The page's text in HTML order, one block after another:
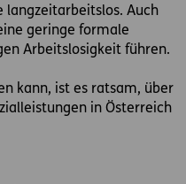
langzeitarbeitslos. Auch
geringe formale
Arbeitslosigkeit führen.
kann, ist es ratsam, über
in Österreich